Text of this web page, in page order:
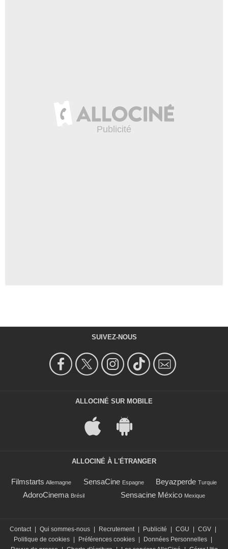
SUIVEZ-NOUS
ALLOCINÉ SUR MOBILE
ALLOCINÉ À L'ÉTRANGER
Filmstarts Allemagne SensaCine Espagne Beyazperde Turquie
AdoroCinema Brésil Sensacine México Mexique
Contact Qui sommes-nous Recrutement Publicité CGU CGV
Politique de cookies
Préférences cookies Données Personnelles